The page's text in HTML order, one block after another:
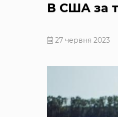
В США за
27 червня 2023